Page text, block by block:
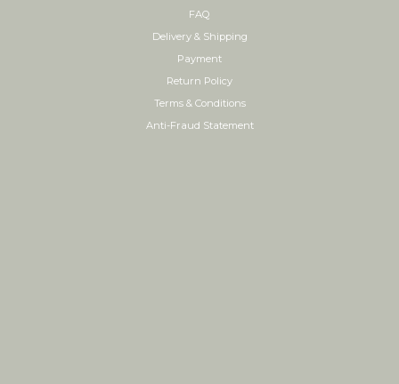
FAQ
Delivery & Shipping
Payment
Return Policy
Terms & Conditions
Anti-Fraud Statement